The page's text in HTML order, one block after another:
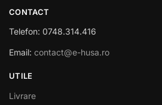
CONTACT
Telefon: 0748.314.416
Email: contact@e-husa.ro
UTILE
Livrare